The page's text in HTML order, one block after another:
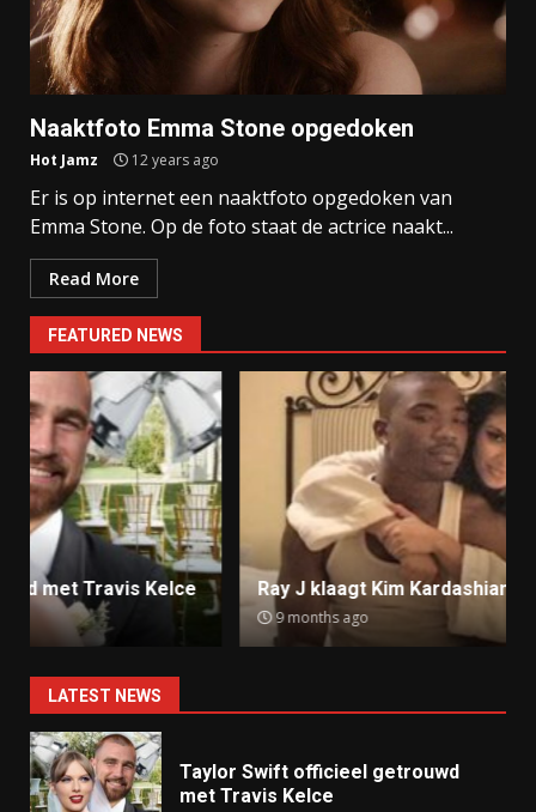
Naaktfoto Emma Stone opgedoken
Hot Jamz 12 years ago
Er is op internet een naaktfoto opgedoken van
Emma Stone. Op de foto staat de actrice naakt...
Read More
FEATURED NEWS
Ray J klaagt Kim Kardashian aan om sekstape
9 months ago
LATEST NEWS
Taylor Swift officieel getrouwd
met Travis Kelce